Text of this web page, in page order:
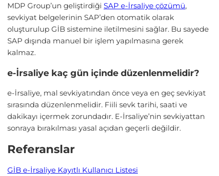
MDP Group’un geliştirdiği SAP e-İrsaliye çözümü,
sevkiyat belgelerinin SAP’den otomatik olarak
oluşturulup GİB sistemine iletilmesini sağlar. Bu sayede
SAP dışında manuel bir işlem yapılmasına gerek
kalmaz.
e-İrsaliye kaç gün içinde düzenlenmelidir?
e-İrsaliye, mal sevkiyatından önce veya en geç sevkiyat
sırasında düzenlenmelidir. Fiili sevk tarihi, saati ve
dakikayı içermek zorundadır. E-İrsaliye’nin sevkiyattan
sonraya bırakılması yasal açıdan geçerli değildir.
Referanslar
GİB e-İrsaliye Kayıtlı Kullanıcı Listesi